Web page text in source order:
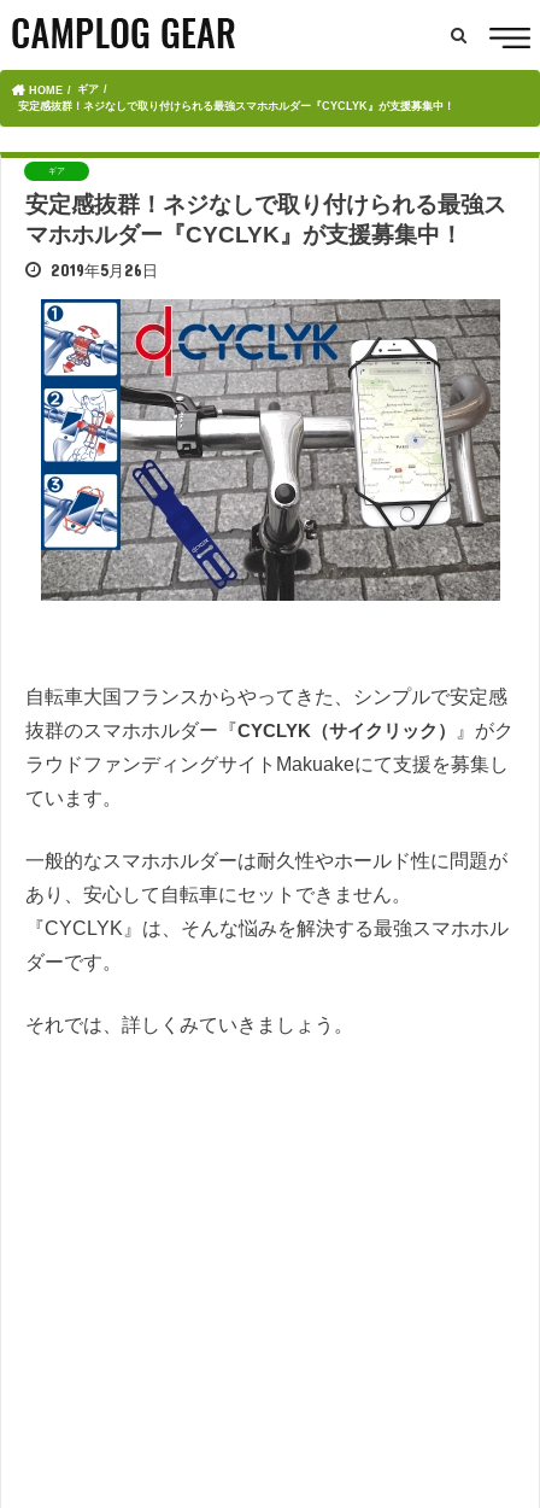
HOME
ギア
安定感抜群！ネジなしで取り付けられる最強スマホホルダー『CYCLYK』が支援募集中！
ギア
安定感抜群！ネジなしで取り付けられる最強ス
マホホルダー『CYCLYK』が支援募集中！
2019年5月26日
自転車大国フランスからやってきた、シンプルで安定感
抜群のスマホホルダー『CYCLYK（サイクリック）
』がク
ラウドファンディングサイトMakuakeにて支援を募集し
ています。
一般的なスマホホルダーは耐久性やホールド性に問題が
あり、安心して自転車にセットできません。
『CYCLYK』は、そんな悩みを解決する最強スマホホル
ダーです。
それでは、詳しくみていきましょう。